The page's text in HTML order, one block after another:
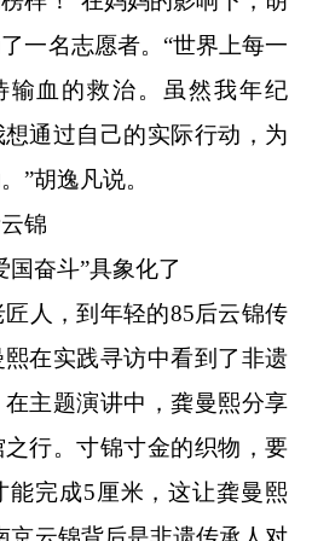
一名志愿者。“世界上每一
输血的救治。虽然我年纪
通过自己的实际行动，为
”胡逸凡说。
锦
国奋斗”具象化了
匠人，到年轻的85后云锦传
在实践寻访中看到了非遗
主题演讲中，龚曼熙分享
行。寸锦寸金的织物，要
能完成5厘米，这让龚曼熙